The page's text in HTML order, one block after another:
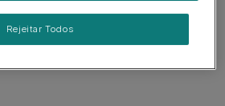
Rejeitar Todos